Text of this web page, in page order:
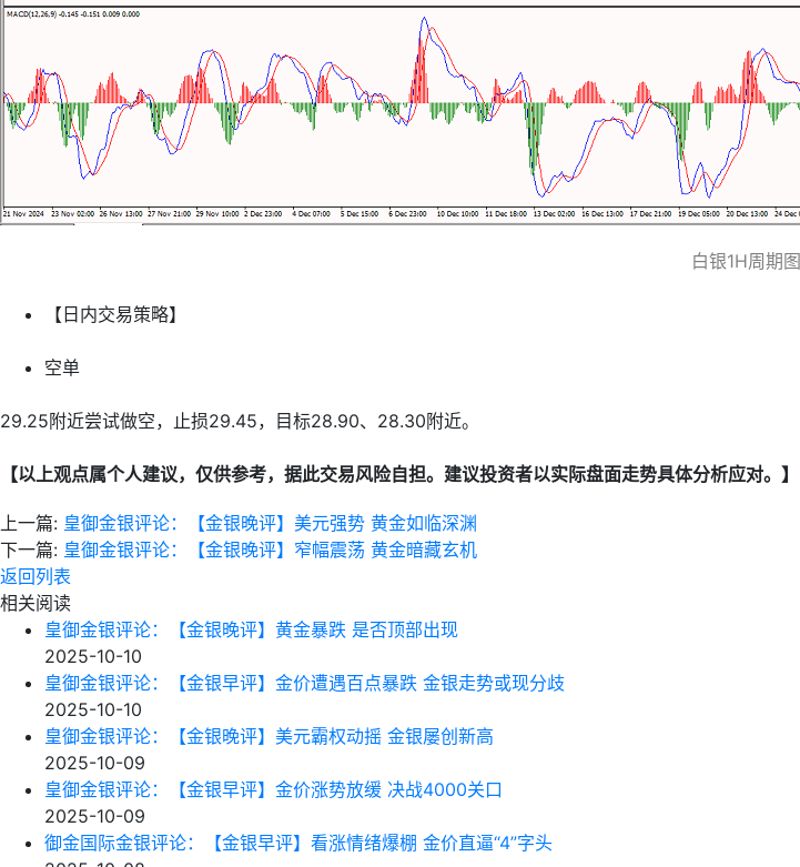
白银1H周期图
【日内交易策略】
空单
29.25附近尝试做空，止损29.45，目标28.90、28.30附近。
【以上观点属个人建议，仅供参考，据此交易风险自担。建议投资者以实际盘面走势具体分析应对。】
上一篇: 皇御金银评论：【金银晚评】美元强势 黄金如临深渊
下一篇: 皇御金银评论：【金银晚评】窄幅震荡 黄金暗藏玄机
返回列表
相关阅读
皇御金银评论：【金银晚评】黄金暴跌 是否顶部出现
2025-10-10
皇御金银评论：【金银早评】金价遭遇百点暴跌 金银走势或现分歧
2025-10-10
皇御金银评论：【金银晚评】美元霸权动摇 金银屡创新高
2025-10-09
皇御金银评论：【金银早评】金价涨势放缓 决战4000关口
2025-10-09
御金国际金银评论：【金银早评】看涨情绪爆棚 金价直逼“4”字头